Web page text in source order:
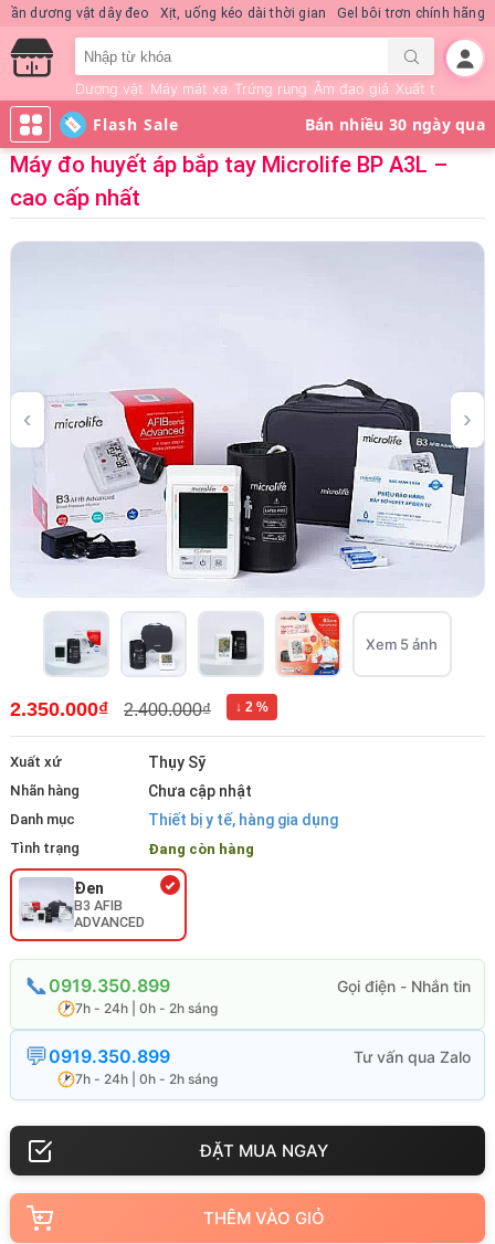
Rush Quần dương vật dây đeo Xịt, uống kéo dài thời gian Gel bôi
Dương vật Máy mát xa Trứng rung Âm đạo giả Xuất tinh sớm
Flash Sale
Máy đo huyết áp bắp tay Microlife BP A3L –
cao cấp nhất
Xem 5 ảnh
2.350.000₫ 2.400.000₫ ↓ 2 %
Xuất xứ Thụy Sỹ
Nhãn hàng Chưa cập nhật
Danh mục Thiết bị y tế, hàng gia dụng
Tình trạng Đang còn hàng
Đen
B3 AFIB
ADVANCED
0919.350.899
7h - 24h | 0h - 2h sáng
0919.350.899
7h - 24h | 0h - 2h sáng
THÊM VÀO GIỎ